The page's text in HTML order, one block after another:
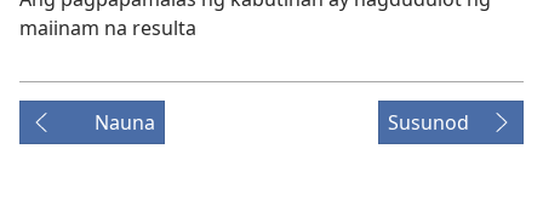
maiinam na resulta
Nauna Susunod